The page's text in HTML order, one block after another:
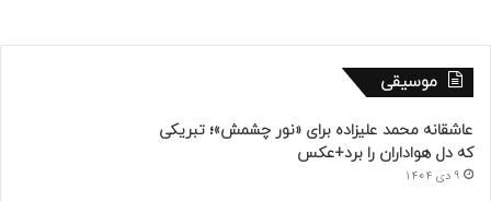
موسیقی
عاشقانه محمد علیزاده برای «نور چشمش»؛ تبریکی
که دل هواداران را برد+عکس
9 دی 1404